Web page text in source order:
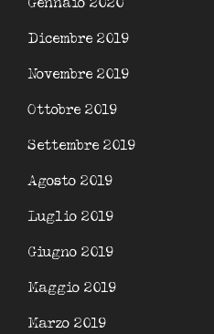
Gennaio 2020
Dicembre 2019
Novembre 2019
Ottobre 2019
Settembre 2019
Agosto 2019
Luglio 2019
Giugno 2019
Maggio 2019
Marzo 2019